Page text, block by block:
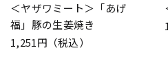
＜ヤザワミート＞「あげ
福」豚の生姜焼き
1,251円（税込）